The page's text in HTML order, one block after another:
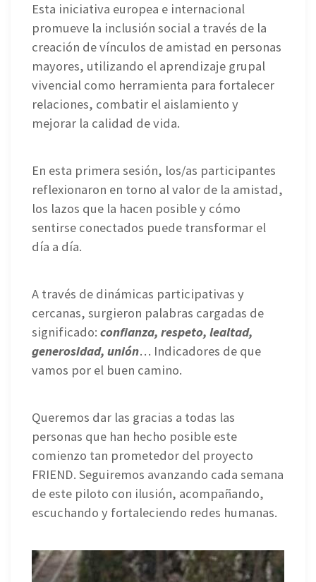
Esta iniciativa europea e internacional
promueve la inclusión social a través de la
creación de vínculos de amistad en personas
mayores, utilizando el aprendizaje grupal
vivencial como herramienta para fortalecer
relaciones, combatir el aislamiento y
mejorar la calidad de vida.
En esta primera sesión, los/as participantes
reflexionaron en torno al valor de la amistad,
los lazos que la hacen posible y cómo
sentirse conectados puede transformar el
día a día.
A través de dinámicas participativas y
cercanas, surgieron palabras cargadas de
significado: confianza, respeto, lealtad,
generosidad, unión… Indicadores de que
vamos por el buen camino.
Queremos dar las gracias a todas las
personas que han hecho posible este
comienzo tan prometedor del proyecto
FRIEND. Seguiremos avanzando cada semana
de este piloto con ilusión, acompañando,
escuchando y fortaleciendo redes humanas.